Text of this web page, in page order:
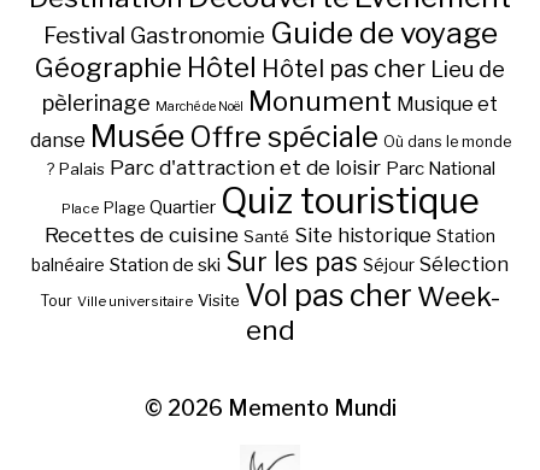
Festival Gastronomie Guide de voyage
Géographie Hôtel Hôtel pas cher Lieu de
pèlerinage Marché de Noël Monument Musique et
danse Musée Offre spéciale Où dans le monde
? Palais Parc d'attraction et de loisir Parc National
Place Plage Quartier Quiz touristique
Recettes de cuisine Santé Site historique Station
balnéaire Station de ski Sur les pas Séjour Sélection
Tour Ville universitaire Visite Vol pas cher Week-
end
© 2026 Memento Mundi